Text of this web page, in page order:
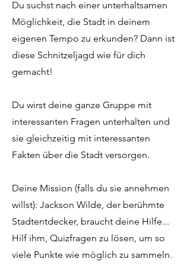
Du suchst nach einer unterhaltsamen
Möglichkeit, die Stadt in deinem
eigenen Tempo zu erkunden? Dann ist
diese Schnitzeljagd wie für dich
gemacht!
Du wirst deine ganze Gruppe mit
interessanten Fragen unterhalten und
sie gleichzeitig mit interessanten
Fakten über die Stadt versorgen.
Deine Mission (falls du sie annehmen
willst): Jackson Wilde, der berühmte
Stadtentdecker, braucht deine Hilfe...
Hilf ihm, Quizfragen zu lösen, um so
viele Punkte wie möglich zu sammeln.